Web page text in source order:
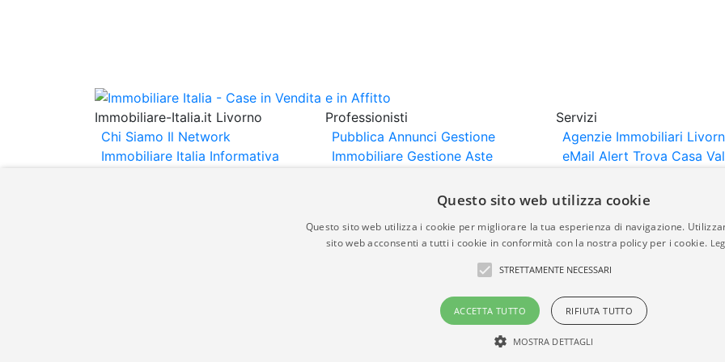
Immobiliare-Italia.it Livorno
Chi Siamo Il Network
Immobiliare Italia Informativa
Professionisti
Pubblica Annunci Gestione
Immobiliare Gestione Aste
Importazione
Servizi
Agenzie Immobiliari
eMail Alert Trova Casa
Gli annunci immobiliari presenti su immobiliare-italia.it vengono pubblicati da agenzie immobiliari e
italia.it quindi non è responsabile della veridicità, della correttezza, della completezza, della
Questo sito web utilizza cookie
Questo sito web utilizza i cookie per migliorare la tua esperienza di navigazione.
sito web acconsenti a tutti i cookie in conformità con la nostra policy per i cookie.
STRETTAMENTE NECESSARI
ACCETTA TUTTO RIFIUTA TUTTO
MOSTRA DETTAGLI